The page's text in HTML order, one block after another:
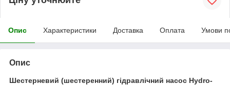
Опис Характеристики Доставка Оплата Умови
Опис
Шестерневий (шестеренний) гідравлічний насос Hydro-